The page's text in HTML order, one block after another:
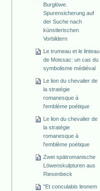
Burglöwe.
Spurensicherung auf
der Suche nach
künstlerischen
Vorbildern
Le trumeau et le linteau
de Moissac: un cas du
symbolisme médiéval
Le lion du chevalier de
la stratégie
romanesque à
l'emblème poétique
Le lion du chevalier de
la stratégie
romanesque à
l'emblème poétique
Zwei spätromanische
Löwenskulpturen aus
Riesenbeck
"Et conculabis leonem